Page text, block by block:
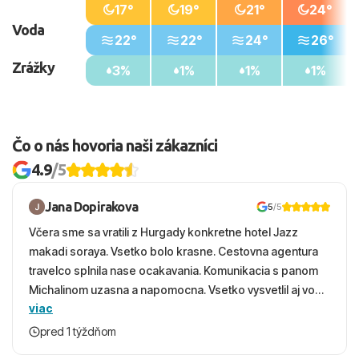
Voda
Zrážky
17°
22°
3%
19°
22°
1%
21°
24°
1%
24°
26°
1%
Čo o nás hovoria naši zákazníci
4.9/5
Jana Dopirakova 5/5
Včera sme sa vratili z Hurgady konkretne hotel Jazz
makadi soraya. Vsetko bolo krasne. Cestovna agentura
travelco splnila nase ocakavania. Komunikacia s panom
Michalinom uzasna a napomocna. Vsetko vysvetlil aj vo
vecernych hodinach zaco sa ospravedlnujem. Hotel
krasny, cisty. Sluzby top. Strava, prostredie, more,
viac
pred 1 týždňom